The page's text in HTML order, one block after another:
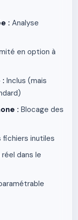
: Analyse
en option à
: Inclus (mais
: Blocage des
inutiles
dans le